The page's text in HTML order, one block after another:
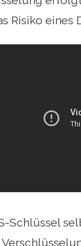
Risiko eines
Schlüssel